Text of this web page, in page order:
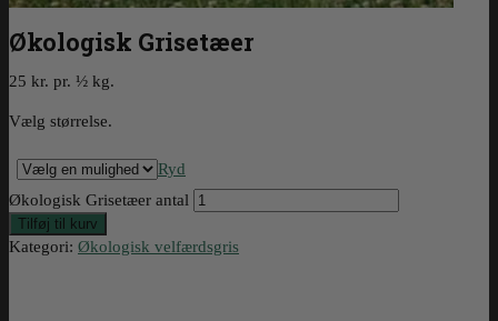
Økologisk Grisetæer
25 kr. pr. ½ kg.
Vælg størrelse.
Ryd
Økologisk Grisetæer antal
Tilføj til kurv
Kategori: Økologisk velfærdsgris